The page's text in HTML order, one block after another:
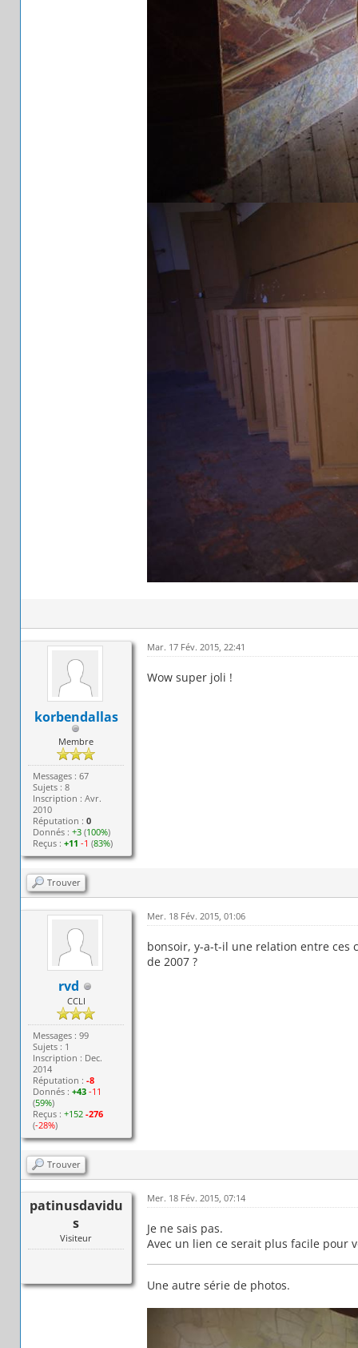
korbendallas
Membre
Messages : 67
Sujets : 8
Inscription : Avr.
2010
Réputation :0
Donnés :+3 (100%)
Reçus :+11 -1 (83%)
Mar. 17 Fév. 2015, 22:41
Wow super joli !
Trouver
rvd
CCLI
Messages : 99
Sujets : 1
Inscription : Dec.
2014
Réputation :-8
Donnés :+43 -11
(59%)
Reçus :+152 -276
(-28%)
Mer. 18 Fév. 2015, 01:06
bonsoir, y-a-t-il une relation entre ces
de 2007 ?
Trouver
patinusdavidu
s
Visiteur
Mer. 18 Fév. 2015, 07:14
Je ne sais pas.
Avec un lien ce serait plus facile pour
Une autre série de photos.